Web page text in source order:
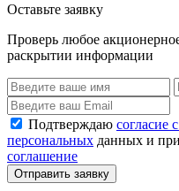
Оставьте заявку
Проверь любое
раскрытии информации
Подтверждаю согласие
персональных данных и
соглашение
Отправить заявку